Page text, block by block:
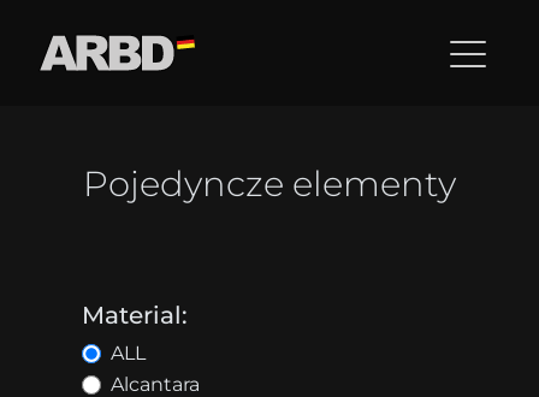
Pojedyncze elementy
Material:
ALL
Alcantara